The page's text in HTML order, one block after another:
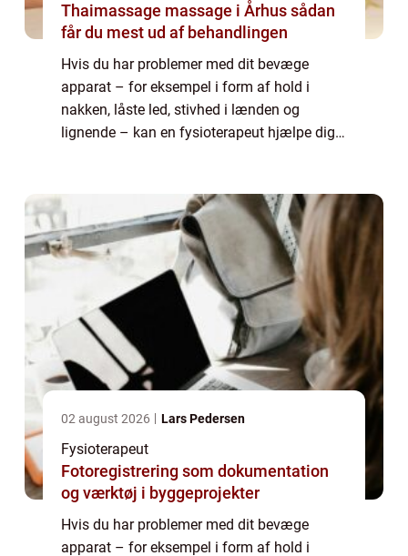
Thaimassage massage i Århus sådan
får du mest ud af behandlingen
Hvis du har problemer med dit bevæge
apparat – for eksempel i form af hold i
nakken, låste led, stivhed i lænden og
lignende – kan en fysioterapeut hjælpe dig
02 august 2026 Lars Pedersen
Fysioterapeut
Fotoregistrering som dokumentation
og værktøj i byggeprojekter
Hvis du har problemer med dit bevæge
apparat – for eksempel i form af hold i